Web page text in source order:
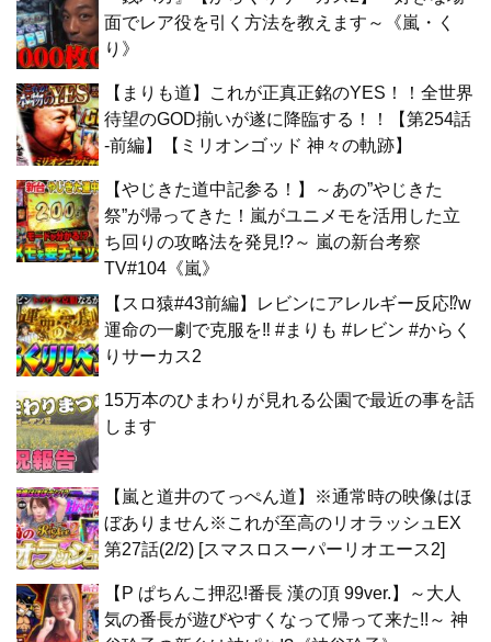
面でレア役を引く方法を教えます～《嵐・く
り》
【まりも道】これが正真正銘のYES！！全世界
待望のGOD揃いが遂に降臨する！！【第254話
-前編】【ミリオンゴッド 神々の軌跡】
【やじきた道中記参る！】～あの”やじきた
祭”が帰ってきた！嵐がユニメモを活用した立
ち回りの攻略法を発見!?～ 嵐の新台考察
TV#104《嵐》
【スロ猿#43前編】レビンにアレルギー反応⁉w
運命の一劇で克服を‼ #まりも #レビン #からく
りサーカス2
15万本のひまわりが見れる公園で最近の事を話
します
【嵐と道井のてっぺん道】※通常時の映像はほ
ぼありません※これが至高のリオラッシュEX
第27話(2/2) [スマスロスーパーリオエース2]
【P ぱちんこ押忍!番長 漢の頂 99ver.】～大人
気の番長が遊びやすくなって帰って来た!!～ 神